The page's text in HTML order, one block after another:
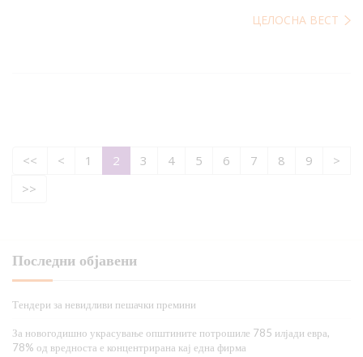
ЦЕЛОСНА ВЕСТ
<< < 1 2 3 4 5 6 7 8 9
>
>>
Последни објавени
Тендери за невидливи пешачки премини
За новогодишно украсување општините потрошиле 785 илјади евра,
78% од вредноста е концентрирана кај една фирма